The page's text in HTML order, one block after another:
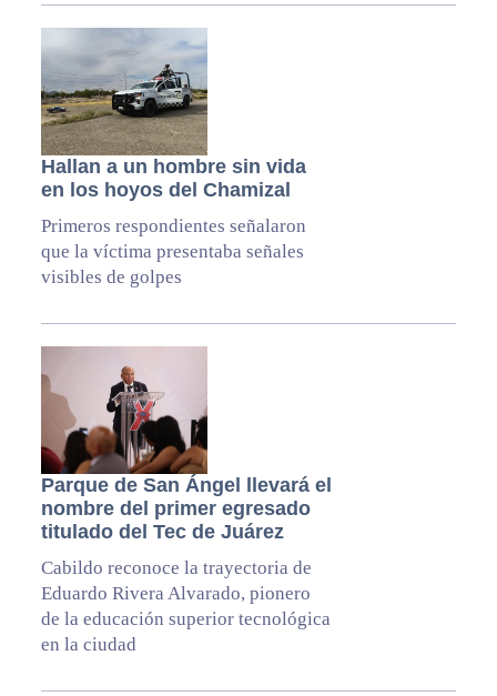
Hallan a un hombre sin vida
en los hoyos del Chamizal
Primeros respondientes señalaron
que la víctima presentaba señales
visibles de golpes
Parque de San Ángel llevará el
nombre del primer egresado
titulado del Tec de Juárez
Cabildo reconoce la trayectoria de
Eduardo Rivera Alvarado, pionero
de la educación superior tecnológica
en la ciudad